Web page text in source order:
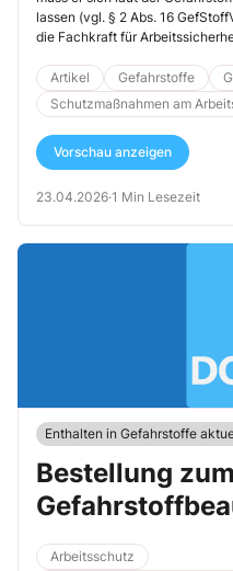
lassen (vgl. § 2 Abs. 16
die Fachkraft für
interne oder externe Person.
wichtige Tätigkeiten und
Gefahrstoffbeauftragten genau
Artikel Gefahrstoffe
Schutzmaßnahmen am
Vorschau anzeigen
23.04.2026·1 Min Lesezeit
Enthalten in Gefahrstoffe
Bestellung zum
Arbeitsschutz